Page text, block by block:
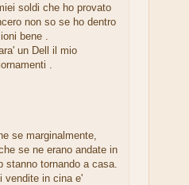
soldi che ho provato
non so se ho dentro
bene .
un Dell il mio
.
se marginalmente,
se ne erano andate in
tornando a casa.
vendite in cina e'